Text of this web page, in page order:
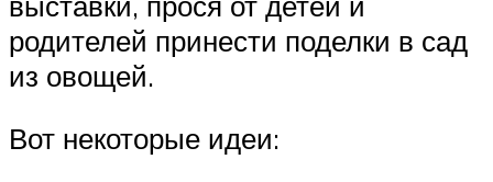
родителей принести поделки в сад
из овощей.
Вот некоторые идеи: